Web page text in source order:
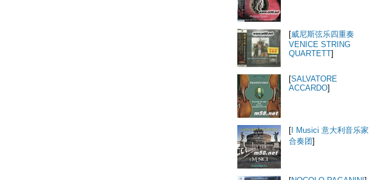
[威尼斯弦乐四重奏
VENICE STRING
QUARTETT]
[SALVATORE
ACCARDO]
[ I Musici 意大利音乐家
合奏团]